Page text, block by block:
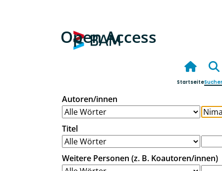
Open Access
Startseite
Autoren/innen
Titel
Weitere Personen (z. B. Koautoren/innen)